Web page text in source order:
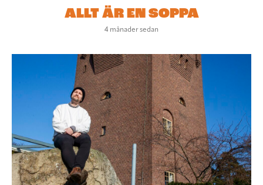
ALLT ÄR EN SOPPA
4 månader sedan